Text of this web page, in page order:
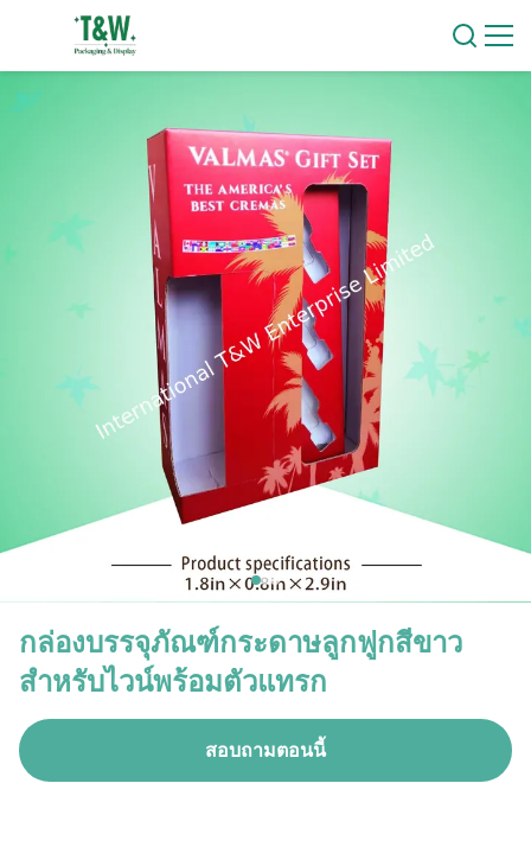
กล่องบรรจุภัณฑ์กระดาษลูกฟูกสีขาว
สำหรับไวน์พร้อมตัวแทรก
สอบถามตอนนี้